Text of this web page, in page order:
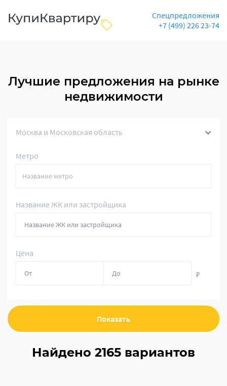
Спецпредложения
+7 (499) 226 23-74
Лучшие предложения на рынке
недвижимости
Москва и Московская область
Метро
Название ЖК или застройщика
Цена
₽
Показать
Найдено 2165 вариантов